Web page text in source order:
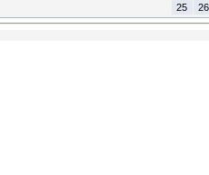
25
26